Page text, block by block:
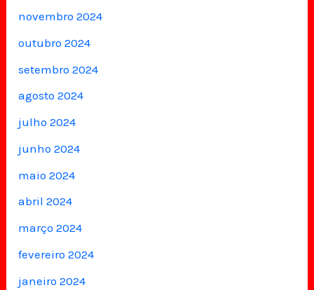
novembro 2024
outubro 2024
setembro 2024
agosto 2024
julho 2024
junho 2024
maio 2024
abril 2024
março 2024
fevereiro 2024
janeiro 2024